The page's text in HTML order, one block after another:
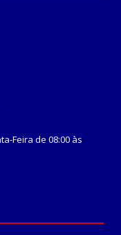
Feira de 08:00 às